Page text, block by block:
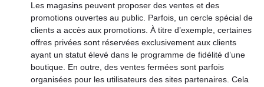
Les magasins peuvent proposer des ventes et des
promotions ouvertes au public. Parfois, un cercle spécial de
clients a accès aux promotions. À titre d’exemple, certaines
offres privées sont réservées exclusivement aux clients
ayant un statut élevé dans le programme de fidélité d’une
boutique. En outre, des ventes fermées sont parfois
organisées pour les utilisateurs des sites partenaires. Cela